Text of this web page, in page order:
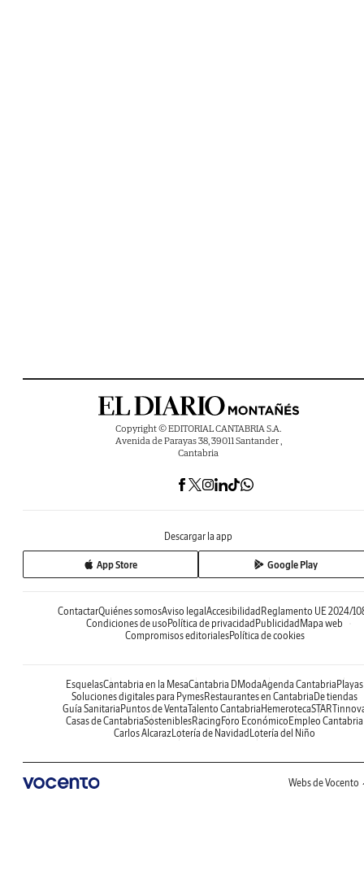
Copyright © EDITORIAL CANTABRIA S.A.
Avenida de Parayas 38, 39011 Santander ,
Cantabria
Descargar la app
App Store Google Play
ContactarQuiénes somosAviso legal Accesibilidad Reglamento UE 2024/
Condiciones de uso Política de privacidad Publicidad Mapa web
Compromisos editorialesPolítica de cookies
EsquelasCantabria en la MesaCantabria DModaAgenda Cantabria Playas
Soluciones digitales para PymesRestaurantes en Cantabria De tiendas
Guía Sanitaria Puntos de VentaTalento Cantabria Hemeroteca
Casas de CantabriaSosteniblesRacing Foro Económico Empleo Cantabria
Carlos AlcarazLotería de Navidad Lotería del Niño
Webs de Vocento